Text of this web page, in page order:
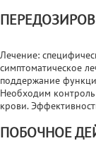
Лечение:
симптоматическое
поддержание
Необходим
крови.
ПОБОЧНОЕ